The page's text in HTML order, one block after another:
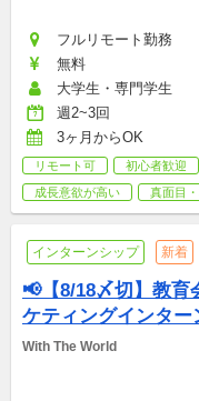
フルリモート勤務
無料
大学生・専門学生
週2~3回
3ヶ月からOK
リモート可 初心者歓迎
成長意欲が高い
真面目
インターンシップ 新着
📢【8/18〆切】教育
ケティングインター
With The World